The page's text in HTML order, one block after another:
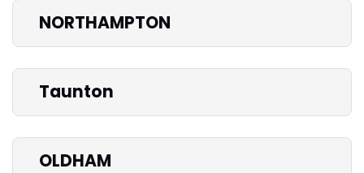
NORTHAMPTON
Taunton
OLDHAM